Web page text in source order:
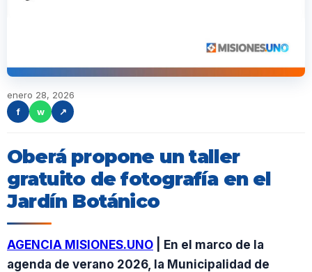
enero 28, 2026
f
w ↗
Oberá propone un taller
gratuito de fotografía en el
Jardín Botánico
AGENCIA MISIONES.UNO | En el marco de la
agenda de verano 2026, la Municipalidad de